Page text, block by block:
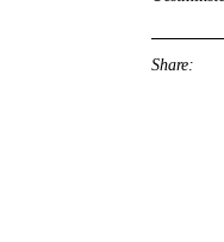
Share: